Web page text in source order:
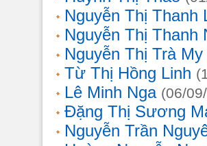
Nguyễn Thị Thanh
Nguyễn Thị Thanh
Nguyễn Thị Trà My
Từ Thị Hồng Linh
Lê Minh Nga (06/
Đặng Thị Sương
Nguyễn Trần